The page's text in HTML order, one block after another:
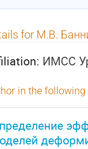
for М.В.
ИМСС
in the